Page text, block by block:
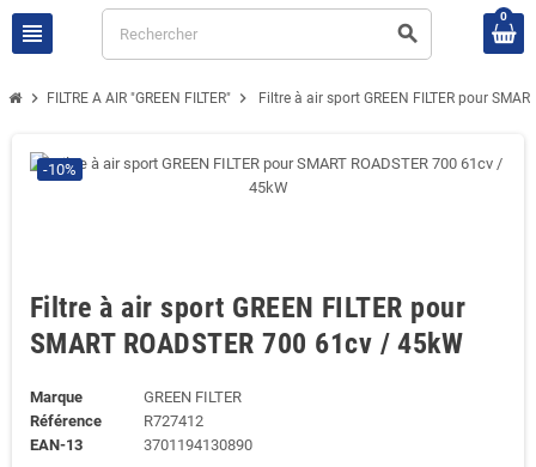
view_headline search
0
chevron_right FILTRE A AIR "GREEN FILTER" chevron_right Filtre à air sport GREEN FILTER pour
-10%
Filtre à air sport GREEN FILTER pour
SMART ROADSTER 700 61cv / 45kW
Marque
GREEN FILTER
Référence
R727412
EAN-13
3701194130890